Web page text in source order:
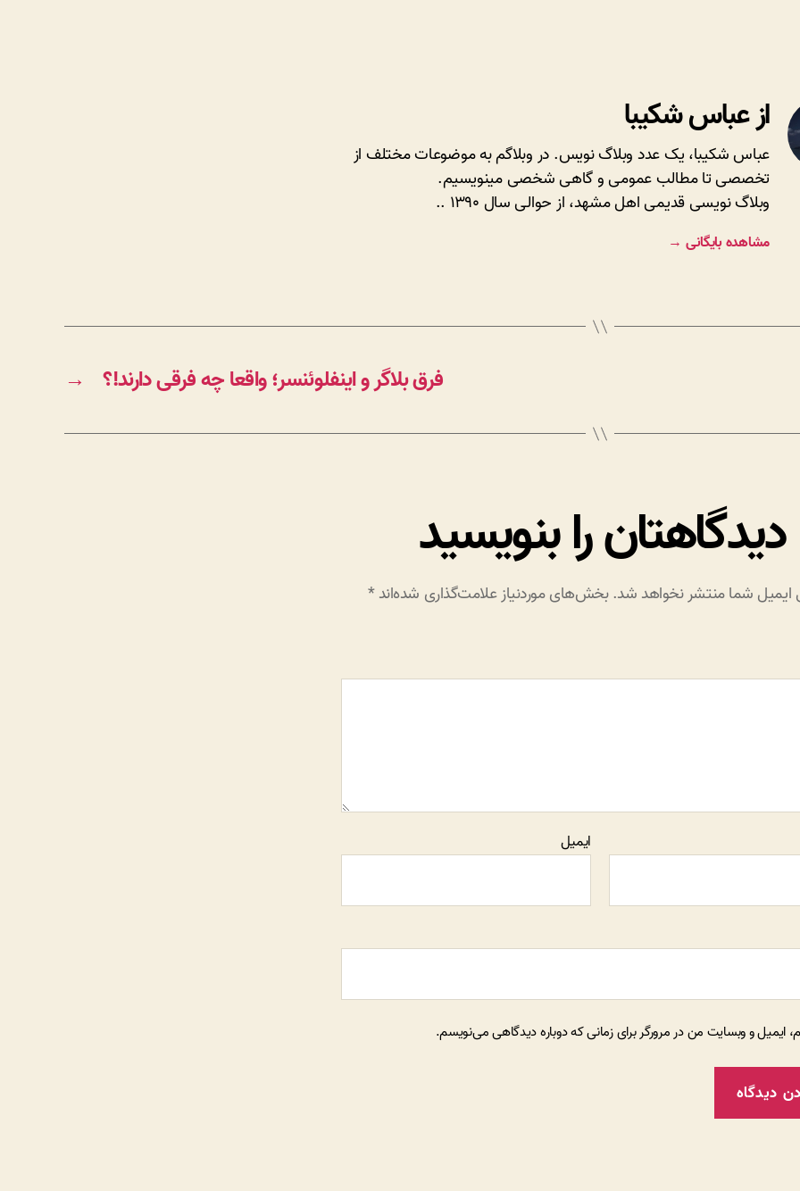
از عباس شکیبا
عباس شکیبا، یک عدد وبلاگ نویس. در وبلاگم به موضوعات مختلف از
تخصصی تا مطالب عمومی و گاهی شخصی مینویسیم.
وبلاگ نویسی قدیمی اهل مشهد، از حوالی سال ۱۳۹۰ ..
مشاهده بایگانی →
→ فرق بلاگر و اینفلوئنسر؛ واقعا چه فرقی دارند!؟
دیدگاهتان را بنویسید
ایمیل شما منتشر نخواهد شد.بخش‌های موردنیاز علامت‌گذاری شده‌اند*
ایمیل
ایمیل و وبسایت من در مرورگر برای زمانی که دوباره دیدگاهی می‌نویسم.